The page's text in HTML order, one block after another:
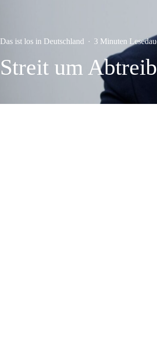
Das ist los in Deutschland · 3 Minuten
Streit um